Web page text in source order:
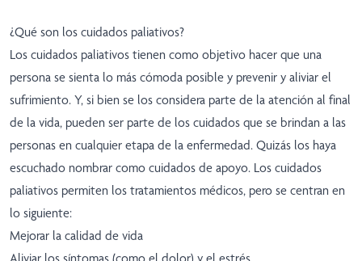
¿Qué son los cuidados paliativos?
Los cuidados paliativos tienen como objetivo hacer que una
persona se sienta lo más cómoda posible y prevenir y aliviar el
sufrimiento. Y, si bien se los considera parte de la atención al final
de la vida, pueden ser parte de los cuidados que se brindan a las
personas en cualquier etapa de la enfermedad. Quizás los haya
escuchado nombrar como cuidados de apoyo. Los cuidados
paliativos permiten los tratamientos médicos, pero se centran en
lo siguiente:
Mejorar la calidad de vida